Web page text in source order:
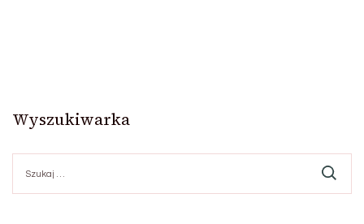
Wyszukiwarka